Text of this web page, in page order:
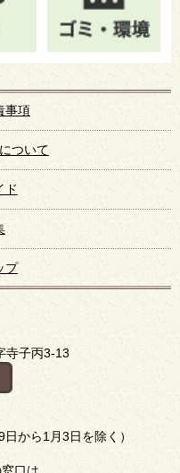
事項
ついて
ド
プ
寺子丙3-13
から1月3日を除く）